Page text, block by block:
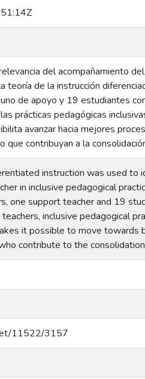
del acompañamiento
teoría de la instrucción
de apoyo y 19 estudiantes
prácticas pedagógicas
avanzar hacia mejores
que contribuyan a la
instruction was used to
in inclusive pedagogical
one support teacher and 19
inclusive pedagogical
it possible to move
contribute to the
11522/3157